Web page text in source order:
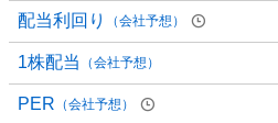
、
買
い
た
い
配当利回り （会社予想）
1株配当 （会社予想）
PER （会社予想）